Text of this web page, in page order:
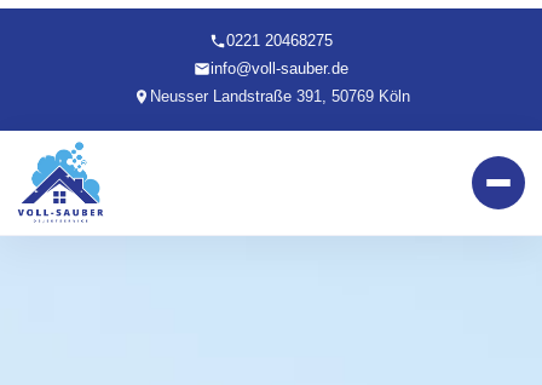
0221 20468275
info@voll-sauber.de
Neusser Landstraße 391, 50769 Köln